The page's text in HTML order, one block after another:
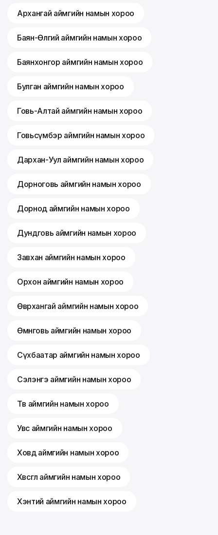
Архангай аймгийн намын хороо
Баян-Өлгий аймгийн намын хороо
Баянхонгор аймгийн намын хороо
Булган аймгийн намын хороо
Говь-Алтай аймгийн намын хороо
Говьсүмбэр аймгийн намын хороо
Дархан-Уул аймгийн намын хороо
Дорноговь аймгийн намын хороо
Дорнод аймгийн намын хороо
Дундговь аймгийн намын хороо
Завхан аймгийн намын хороо
Орхон аймгийн намын хороо
Өвөрхангай аймгийн намын хороо
Өмнөговь аймгийн намын хороо
Сүхбаатар аймгийн намын хороо
Сэлэнгэ аймгийн намын хороо
Төв аймгийн намын хороо
Увс аймгийн намын хороо
Ховд аймгийн намын хороо
Хөвсгөл аймгийн намын хороо
Хэнтий аймгийн намын хороо